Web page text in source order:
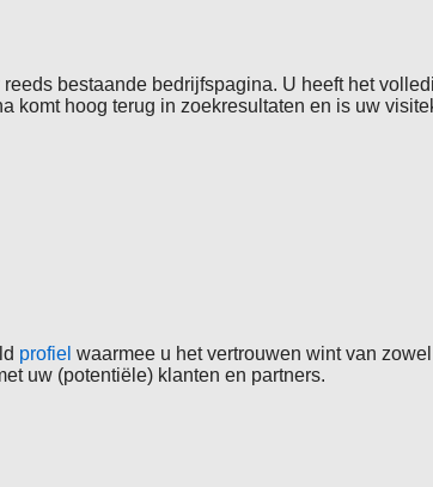
bestaande bedrijfspagina. U heeft het
komt hoog terug in zoekresultaten en is uw
profiel waarmee u het vertrouwen wint van
uw (potentiële) klanten en partners.